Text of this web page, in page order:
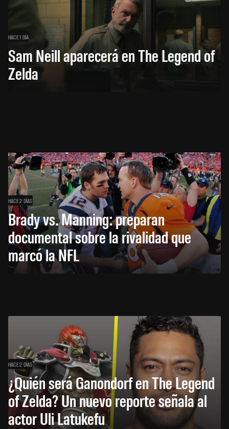
HACE 1 DÍA
Sam Neill aparecerá en The Legend of
Zelda
HACE 2 DÍAS
Brady vs. Manning: preparan
documental sobre la rivalidad que
marcó la NFL
HACE 2 DÍAS
¿Quién será Ganondorf en The Legend
of Zelda? Un nuevo reporte señala al
actor Uli Latukefu